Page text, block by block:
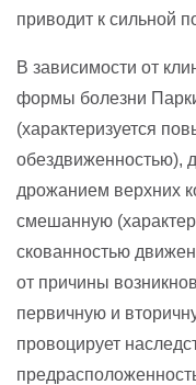
приводит к сильной
В зависимости от
формы болезни
(характеризуется
обездвиженностью),
дрожанием верхних
смешанную
скованностью
от причины
первичную и
провоцирует